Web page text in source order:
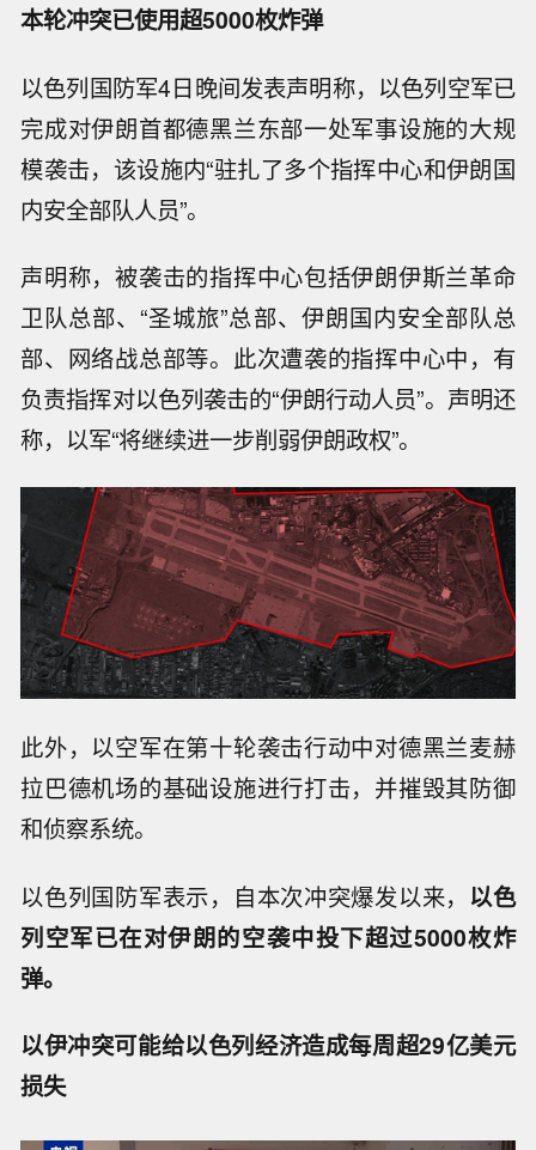
本轮冲突已使用超5000枚炸弹
以色列国防军4日晚间发表声明称，以色列空军已
完成对伊朗首都德黑兰东部一处军事设施的大规
模袭击，该设施内“驻扎了多个指挥中心和伊朗国
内安全部队人员”。
声明称，被袭击的指挥中心包括伊朗伊斯兰革命
卫队总部、“圣城旅”总部、伊朗国内安全部队总
部、网络战总部等。此次遭袭的指挥中心中，有
负责指挥对以色列袭击的“伊朗行动人员”。声明还
称，以军“将继续进一步削弱伊朗政权”。
此外，以空军在第十轮袭击行动中对德黑兰麦赫
拉巴德机场的基础设施进行打击，并摧毁其防御
和侦察系统。
以色列国防军表示，自本次冲突爆发以来， 以色
列空军已在对伊朗的空袭中投下超过5000枚炸
弹。
以伊冲突可能给以色列经济造成每周超29亿美元
损失